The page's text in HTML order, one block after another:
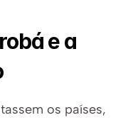
e a
os países,